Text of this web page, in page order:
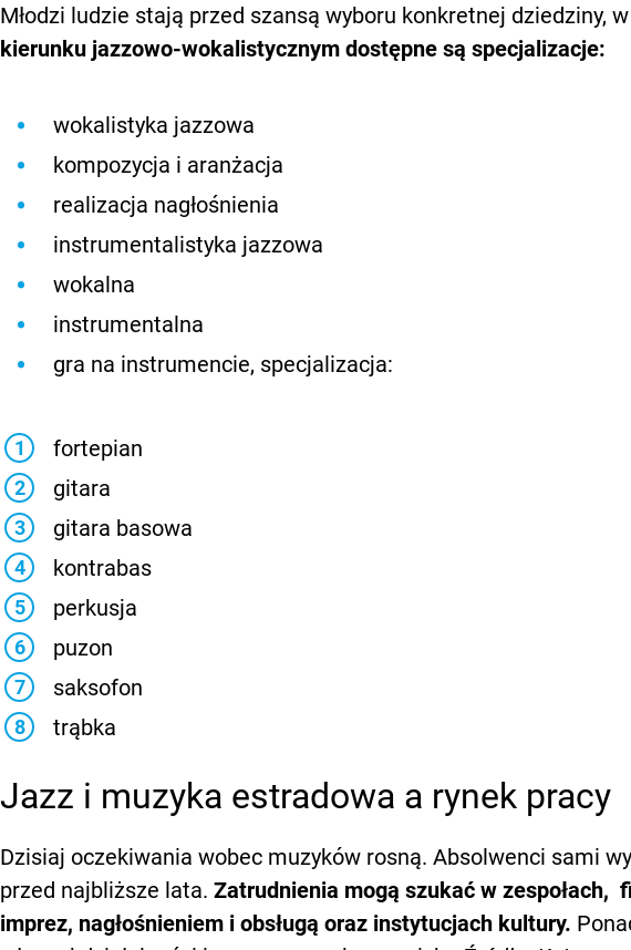
Młodzi ludzie stają przed szansą wyboru konkretnej dziedziny,
kierunku jazzowo-wokalistycznym dostępne są specjalizacje:
wokalistyka jazzowa
kompozycja i aranżacja
realizacja nagłośnienia
instrumentalistyka jazzowa
wokalna
instrumentalna
gra na instrumencie, specjalizacja:
fortepian
gitara
gitara basowa
kontrabas
perkusja
puzon
saksofon
trąbka
Jazz i muzyka estradowa a rynek pracy
Dzisiaj oczekiwania wobec muzyków rosną. Absolwenci sami
przed najbliższe lata. Zatrudnienia mogą szukać w zespołach,
imprez, nagłośnieniem i obsługą oraz instytucjach kultury.